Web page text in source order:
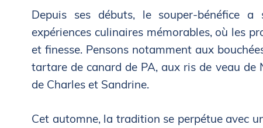
Depuis ses débuts, le souper-bénéfice
expériences culinaires mémorables, où les
et finesse. Pensons notamment aux
tartare de canard de PA, aux ris de veau de
de Charles et Sandrine.
Cet automne, la tradition se perpétue avec